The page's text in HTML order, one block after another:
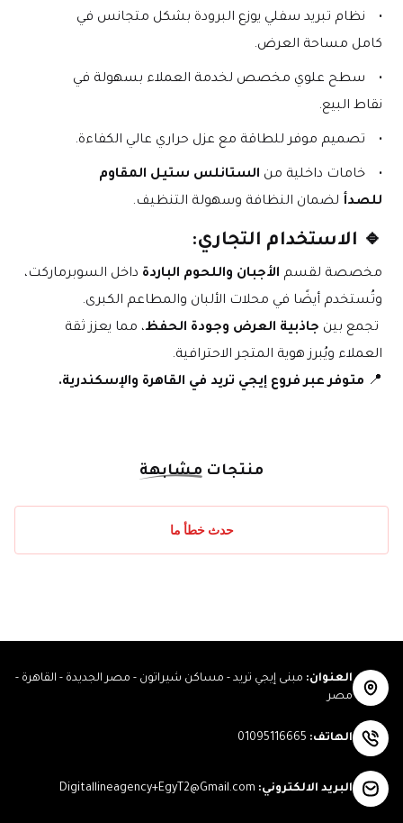
كامل مساحة العرض.
نقاط البيع.
تصميم موفر للطاقة مع عزل حراري عالي الكفاءة.
خامات داخلية من
للصدأ لضمان النظافة وسهولة التنظيف.
🔹 الاستخدام التجاري:
مخصصة لقسم الأجبان واللحوم الباردة
وتُستخدم أيضًا في محلات الألبان والمطاعم الكبرى.
جاذبية العرض وجودة الحفظ
العملاء ويُبرز هوية المتجر الاحترافية.
📍 متوفر عبر فروع إيجي تريد في القاهرة والإسكندرية.
منتجات مشابهة
حدث خطأ ما
العنوان: مبنى إيجي تريد - مساكن شيراتون - مصر الجديدة - القاهرة -
مصر
الهاتف:
01095116665
البريد الالكتروني:
Digitallineagency+EgyT2@Gmail.com